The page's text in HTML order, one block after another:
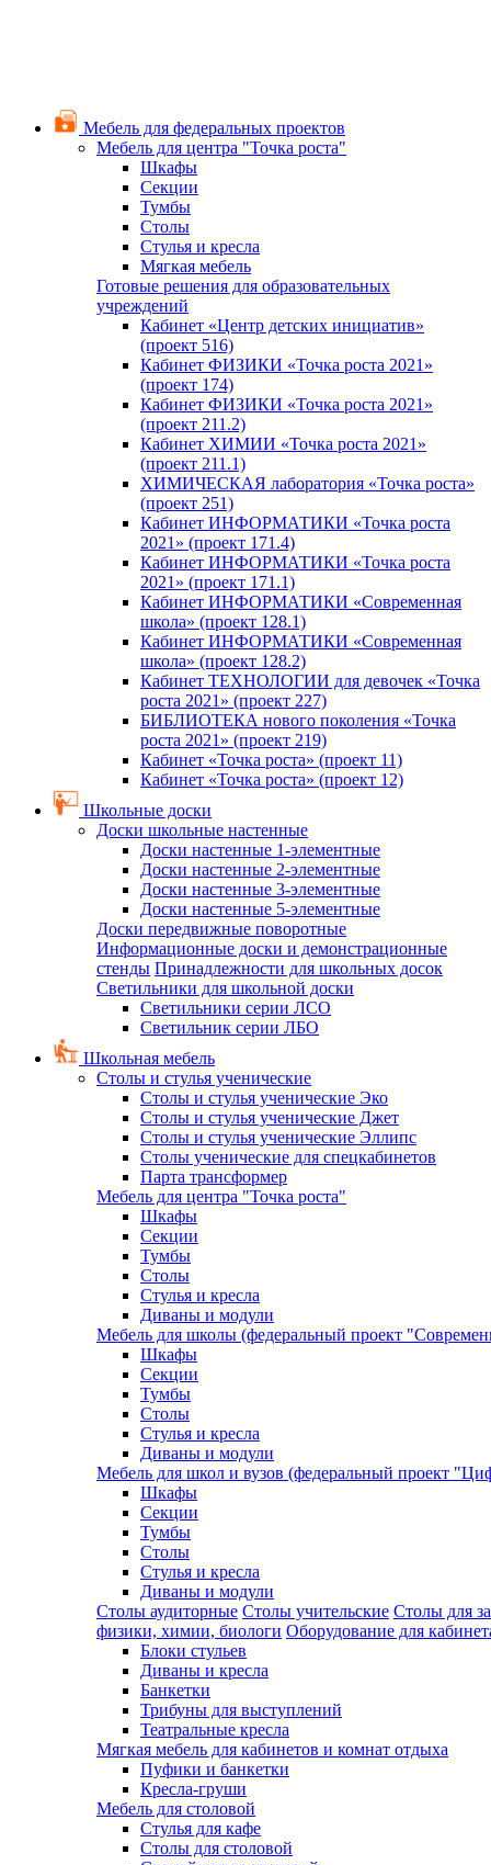
Мебель для федеральных проектов
Мебель для центра "Точка роста"
Шкафы
Секции
Тумбы
Столы
Стулья и кресла
Мягкая мебель
Готовые решения для образовательных
учреждений
Кабинет «Центр детских инициатив»
(проект 516)
Кабинет ФИЗИКИ «Точка роста 2021»
(проект 174)
Кабинет ФИЗИКИ «Точка роста 2021»
(проект 211.2)
Кабинет ХИМИИ «Точка роста 2021»
(проект 211.1)
ХИМИЧЕСКАЯ лаборатория «Точка роста»
(проект 251)
Кабинет ИНФОРМАТИКИ «Точка роста
2021» (проект 171.4)
Кабинет ИНФОРМАТИКИ «Точка роста
2021» (проект 171.1)
Кабинет ИНФОРМАТИКИ «Современная
школа» (проект 128.1)
Кабинет ИНФОРМАТИКИ «Современная
школа» (проект 128.2)
Кабинет ТЕХНОЛОГИИ для девочек «Точка
роста 2021» (проект 227)
БИБЛИОТЕКА нового поколения «Точка
роста 2021» (проект 219)
Кабинет «Точка роста» (проект 11)
Кабинет «Точка роста» (проект 12)
Школьные доски
Доски школьные настенные
Доски настенные 1-элементные
Доски настенные 2-элементные
Доски настенные 3-элементные
Доски настенные 5-элементные
Доски передвижные поворотные
Информационные доски и демонстрационные
стенды Принадлежности для школьных досок
Светильники для школьной доски
Светильники серии ЛСО
Светильник серии ЛБО
Школьная мебель
Столы и стулья ученические
Столы и стулья ученические Эко
Столы и стулья ученические Джет
Столы и стулья ученические Эллипс
Столы ученические для спецкабинетов
Парта трансформер
Мебель для центра "Точка роста"
Шкафы
Секции
Тумбы
Столы
Стулья и кресла
Диваны и модули
Мебель для школы (федеральный проект
Шкафы
Секции
Тумбы
Столы
Стулья и кресла
Диваны и модули
Мебель для школ и вузов (федеральный проект
Шкафы
Секции
Тумбы
Столы
Стулья и кресла
Диваны и модули
Столы аудиторные Столы учительские Столы для
физики, химии, биологи Оборудование для
Блоки стульев
Диваны и кресла
Банкетки
Трибуны для выступлений
Театральные кресла
Мягкая мебель для кабинетов и комнат отдыха
Пуфики и банкетки
Кресла-груши
Мебель для столовой
Cтулья для кафе
Cтолы для столовой